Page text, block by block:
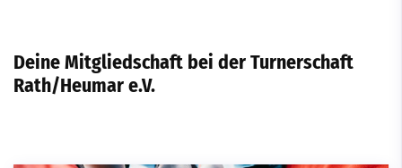
Deine Mitgliedschaft bei der Turnerschaft
Rath/Heumar e.V.